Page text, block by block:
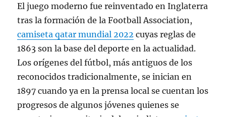
El juego moderno fue reinventado en Inglaterra
tras la formación de la Football Association,
camiseta qatar mundial 2022 cuyas reglas de
1863 son la base del deporte en la actualidad.
Los orígenes del fútbol, más antiguos de los
reconocidos tradicionalmente, se inician en
1897 cuando ya en la prensa local se cuentan los
progresos de algunos jóvenes quienes se